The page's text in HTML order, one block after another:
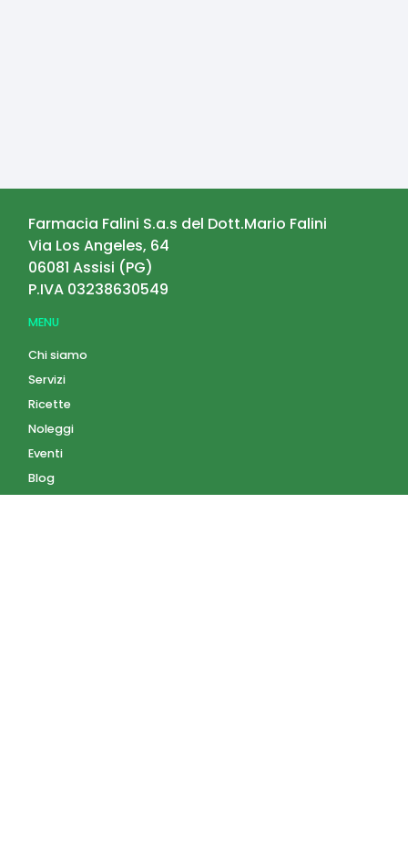
Farmacia Falini S.a.s del Dott.Mario Falini
Via Los Angeles, 64
06081 Assisi (PG)
P.IVA 03238630549
MENU
Chi siamo
Servizi
Ricette
Noleggi
Eventi
Blog